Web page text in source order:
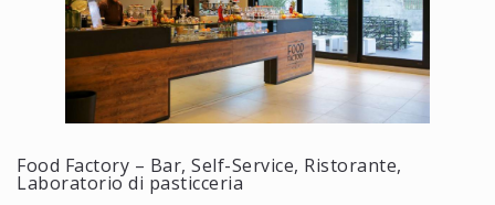
Food Factory – Bar, Self-Service, Ristorante,
Laboratorio di pasticceria